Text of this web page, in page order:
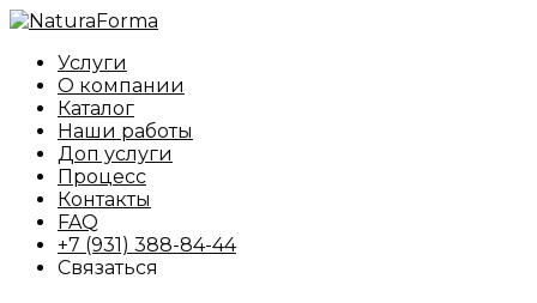
Услуги
О компании
Каталог
Наши работы
Доп услуги
Процесс
Контакты
FAQ
+7 (931) 388-84-44
Связаться